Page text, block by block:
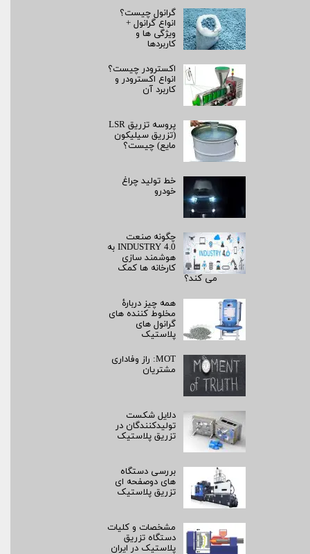
گرانول چیست؟
انواع گرانول +
ویژگی ها و
کاربردها
اکسترودر چیست؟
انواع اکسترودر و
کاربرد آن
پروسه تزریق LSR
(تزریق سیلیکون
مایع) چیست؟
خط تولید چراغ
خودرو
چگونه صنعت
INDUSTRY 4.0 به
هوشمند سازی
کارخانه ها کمک
می کند؟
همه چیز دربارۀ
مخلوط کننده های
گرانول های
پلاستیک
MOT: راز وفاداری
مشتریان
دلایل شکست
تولیدکنندگان در
تزریق پلاستیک
بررسی دستگاه
های دوصفحه ای
تزریق پلاستیک
مشخصات و کلیات
دستگاه تزریق
پلاستیک در ایران